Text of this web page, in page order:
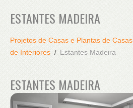
ESTANTES MADEIRA
Projetos de Casas e Plantas de Casas
de Interiores
Estantes Madeira
ESTANTES MADEIRA